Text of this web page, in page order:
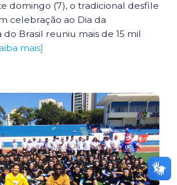
domingo (7), o tradicional desfile
celebração ao Dia da
Brasil reuniu mais de 15 mil
mais]